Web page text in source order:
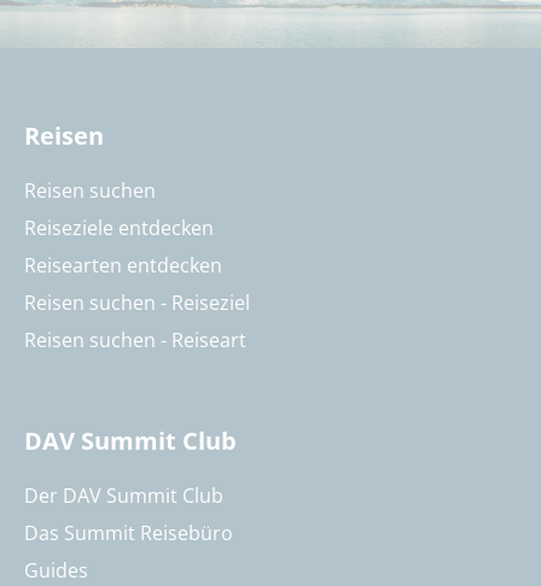
Reisen
Reisen suchen
Reiseziele entdecken
Reisearten entdecken
Reisen suchen - Reiseziel
Reisen suchen - Reiseart
DAV Summit Club
Der DAV Summit Club
Das Summit Reisebüro
Guides